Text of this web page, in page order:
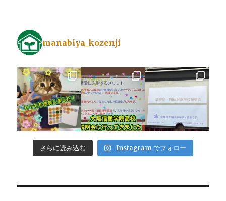
manabiya_kozenji
さらに読み込む Instagram でフォロー